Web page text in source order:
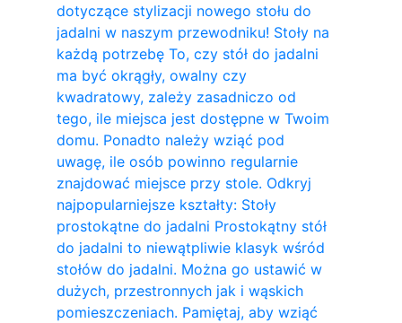
dotyczące stylizacji nowego stołu do
jadalni w naszym przewodniku! Stoły na
każdą potrzebę To, czy stół do jadalni
ma być okrągły, owalny czy
kwadratowy, zależy zasadniczo od
tego, ile miejsca jest dostępne w Twoim
domu. Ponadto należy wziąć pod
uwagę, ile osób powinno regularnie
znajdować miejsce przy stole. Odkryj
najpopularniejsze kształty: Stoły
prostokątne do jadalni Prostokątny stół
do jadalni to niewątpliwie klasyk wśród
stołów do jadalni. Można go ustawić w
dużych, przestronnych jak i wąskich
pomieszczeniach. Pamiętaj, aby wziąć